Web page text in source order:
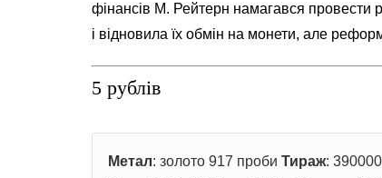
фінансів М. Рейтерн намагався провести
і відновила їх обмін на монети, але
5 рублів
Метал: золото 917 проби Тираж: